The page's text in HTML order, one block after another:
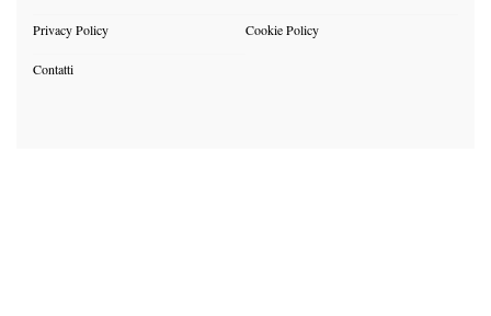
Privacy Policy Cookie Policy
Contatti